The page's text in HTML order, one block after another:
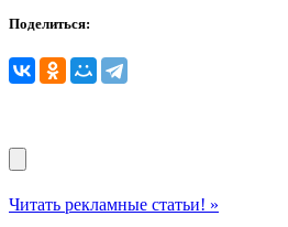
Поделиться:
Читать рекламные статьи! »